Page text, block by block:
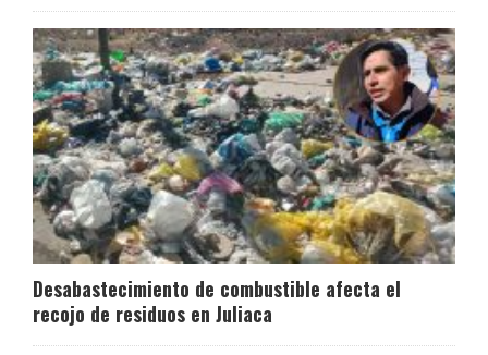
Desabastecimiento de combustible afecta el
recojo de residuos en Juliaca